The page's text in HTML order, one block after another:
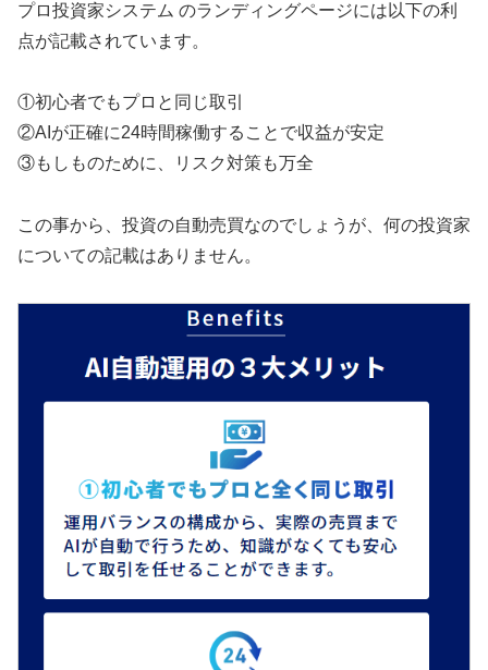
プロ投資家システム のランディングページには以下の利
点が記載されています。
①初心者でもプロと同じ取引
②AIが正確に24時間稼働することで収益が安定
③もしものために、リスク対策も万全
この事から、投資の自動売買なのでしょうが、何の投資家
についての記載はありません。